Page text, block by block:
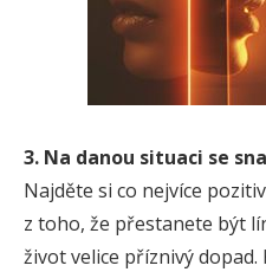
3. Na danou situaci se
Najděte si co nejvíce
z toho, že přestanete být
život velice příznivý